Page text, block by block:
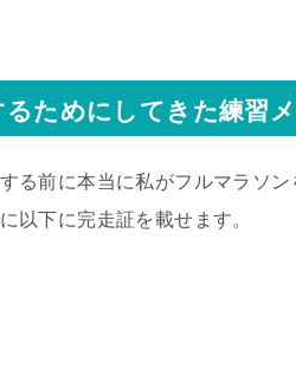
るためにしてきた練習
る前に本当に私がフルマラソン
以下に完走証を載せます。